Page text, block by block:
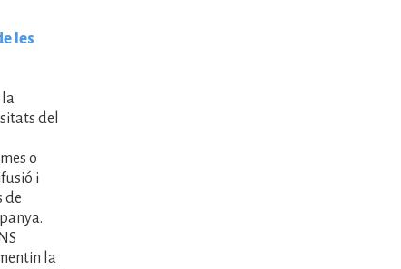
les
la
del
o
i
de
la